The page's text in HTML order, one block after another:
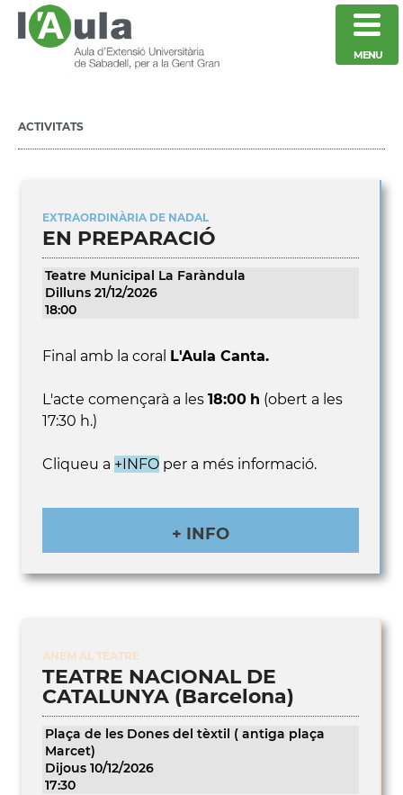
MENU
ACTIVITATS
EXTRAORDINÀRIA DE NADAL
EN PREPARACIÓ
Teatre Municipal La Faràndula
Dilluns 21/12/2026
18:00
Final amb la coral L'Aula Canta.
L'acte començarà a les 18:00 h (obert a les
17:30 h.)
Cliqueu a +INFOper a més informació.
+ INFO
ANEM AL TEATRE
TEATRE NACIONAL DE
CATALUNYA (Barcelona)
Plaça de les Dones del tèxtil ( antiga plaça
Marcet)
Dijous 10/12/2026
17:30